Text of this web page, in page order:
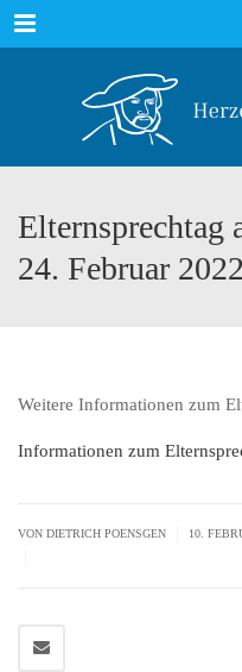
Menu
Elternsprechtag
24. Februar 2022
Weitere Informationen zum
Informationen zum
VON DIETRICH POENSGEN 10.